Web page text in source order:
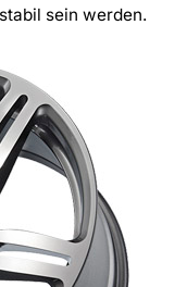
sein werden.